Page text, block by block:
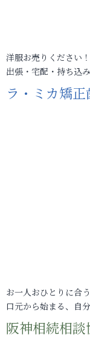
洋服お売りください
出張・宅配・持ち込
ラ・ミカ矯
お一人おひとりに合
口元から始まる、自
阪神相続相談